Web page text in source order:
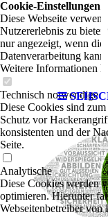
Cookie-Einstellungen
Diese Webseite
Nutzererlebnis zu
nur angezeigt, wenn
Datenverarbeitung
Weitere Informationen
Technisch notwendige
Diese Cookies sind
Schutz vor
konsistenten und der
Seite.
Analytische
Diese Cookies werden
optimieren. Hierunter
Webseitenbetreiber